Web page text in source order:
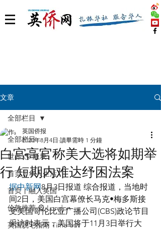
文章
全部栏目
世界 🌎 版块
首页丨华人生活
首页丨融入英国
伦敦推荐 🎡 London
英国脱宅指南 Time out
全部栏目
白宫高官称美大选将如期举
行 短期内难达纾困法案
英国侨报
2020年8月4日 讀畢需時 1 分鐘
据中新网8月3日报道 综合报道，当地时
间2日，美国白宫幕僚长马克•梅多斯接
受美国哥伦比亚广播公司(CBS)政论节目
采访时表示，美国将于11月3日举行大